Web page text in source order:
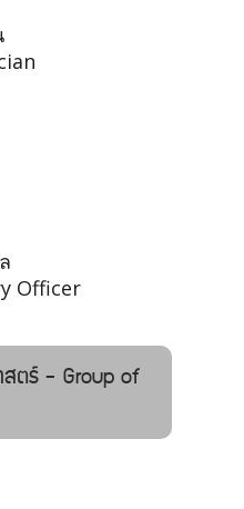
Officer
สตร์ - Group of